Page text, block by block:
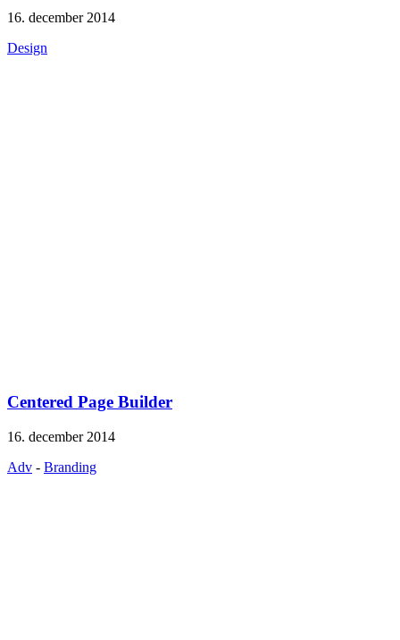
16. december 2014
Design
Centered Page Builder
16. december 2014
Adv - Branding